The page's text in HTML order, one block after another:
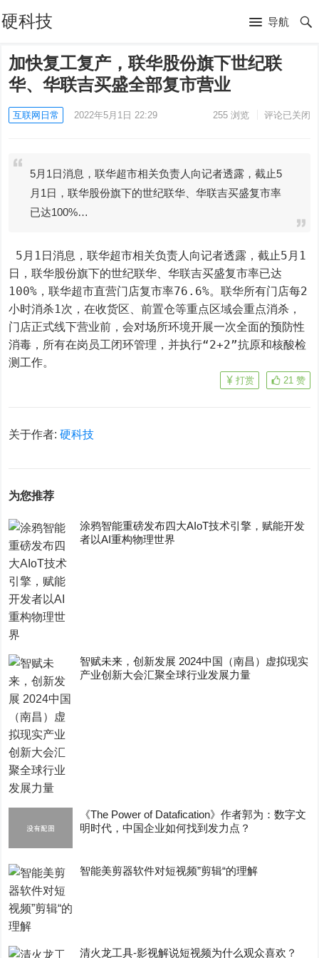
硬科技 导航
加快复工复产，联华股份旗下世纪联
华、华联吉买盛全部复市营业
互联网日常 2022年5月1日 22:29 255浏览 评论已关闭
5月1日消息，联华超市相关负责人向记者透露，截止5
月1日，联华股份旗下的世纪联华、华联吉买盛复市率
已达100%…
日，联华股份旗下的世纪联华、华联吉买盛复市率已达
100%，联华超市直营门店复市率76.6%。联华所有门店每2
小时消杀1次，在收货区、前置仓等重点区域会重点消杀，
门店正式线下营业前，会对场所环境开展一次全面的预防性
消毒，所有在岗员工闭环管理，并执行“2+2”抗原和核酸检
测工作。
21 赞
打赏
关于作者:硬科技
为您推荐
涂鸦智能重磅发布四大AIoT技术引擎，赋能开发
者以AI重构物理世界
智赋未来，创新发展 2024中国（南昌）虚拟现实
产业创新大会汇聚全球行业发展力量
《The Power of Datafication》作者郭为：数字文
明时代，中国企业如何找到发力点？
智能美剪器软件对短视频”剪辑“的理解
清火龙工具-影视解说短视频为什么观众喜欢？